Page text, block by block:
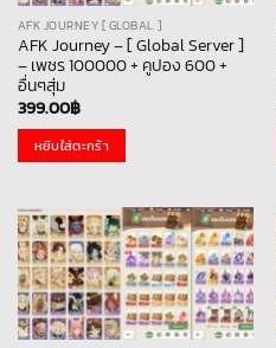
AFK JOURNEY [ GLOBAL ]
AFK Journey – [ Global Server ]
– เพชร 100000 + คูปอง 600 +
อื่นๆสุ่ม
399.00฿
หยิบใส่ตะกร้า